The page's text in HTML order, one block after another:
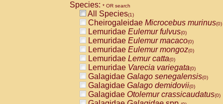
Species: * OR search
All Species(1)
Cheirogaleidae Microcebus murinus(0)
Lemuridae Eulemur fulvus(0)
Lemuridae Eulemur macaco(0)
Lemuridae Eulemur mongoz(0)
Lemuridae Lemur catta(0)
Lemuridae Varecia variegata(0)
Galagidae Galago senegalensis(0)
Galagidae Galago demidovii(0)
Galagidae Otolemur crassicaudatus(0)